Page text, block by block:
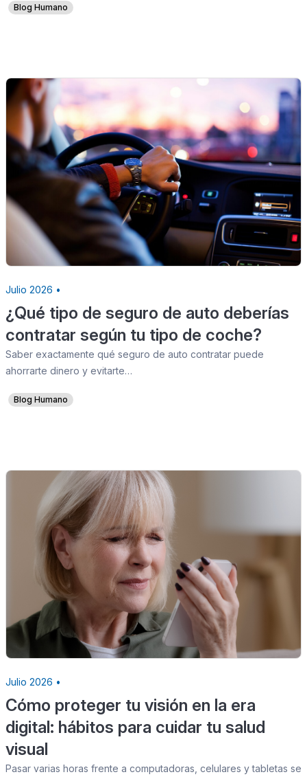
Blog Humano
Julio 2026 •
¿Qué tipo de seguro de auto deberías
contratar según tu tipo de coche?
Saber exactamente qué seguro de auto contratar puede
ahorrarte dinero y evitarte…
Blog Humano
Julio 2026 •
Cómo proteger tu visión en la era
digital: hábitos para cuidar tu salud
visual
Pasar varias horas frente a computadoras, celulares y tabletas se